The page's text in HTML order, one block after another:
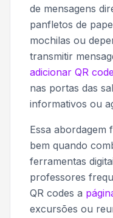
de mensagens
panfletos de
mochilas ou
transmitir
adicionar QR
nas portas das
informativos ou
Essa abordagem
bem quando
ferramentas
professores
QR codes a
excursões ou